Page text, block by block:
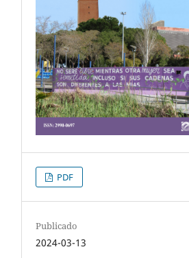
PDF
Publicado
2024-03-13